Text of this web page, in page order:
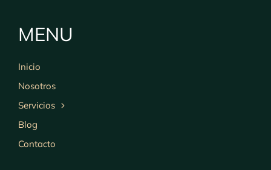
MENU
Inicio
Nosotros
Servicios
Blog
Contacto